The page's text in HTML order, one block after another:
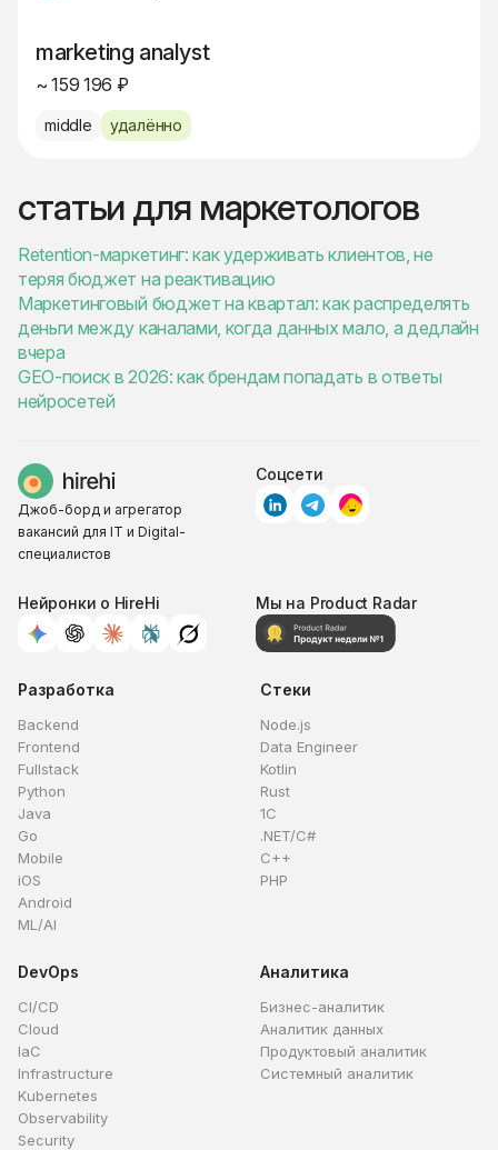
marketing analyst
~ 159 196 ₽
middle удалённо
статьи для маркетологов
Retention-маркетинг: как удерживать клиентов, не
теряя бюджет на реактивацию
Маркетинговый бюджет на квартал: как распределять
деньги между каналами, когда данных мало, а дедлайн
вчера
GEO-поиск в 2026: как брендам попадать в ответы
нейросетей
Джоб-борд и агрегатор
вакансий для IT и Digital-
специалистов
Соцсети
Нейронки о HireHi Мы на Product Radar
Разработка
Backend
Frontend
Fullstack
Python
Java
Go
Mobile
iOS
Android
ML/AI
Стеки
Node.js
Data Engineer
Kotlin
Rust
1C
.NET/C#
C++
PHP
DevOps
CI/CD
Cloud
IaC
Infrastructure
Kubernetes
Observability
Security
Аналитика
Бизнес-аналитик
Аналитик данных
Продуктовый аналитик
Системный аналитик